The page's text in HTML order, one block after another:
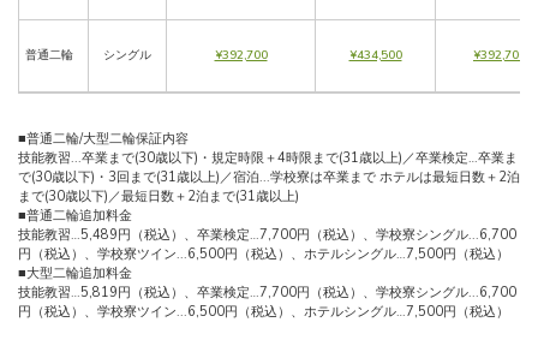
普通二輪 シングル ¥392,700 ¥434,500 ¥392,700
■普通二輪/大型二輪保証内容
技能教習...卒業まで(30歳以下)・規定時限＋4時限まで(31歳以上)／卒業検定…卒業ま
で(30歳以下)・3回まで(31歳以上)／宿泊...学校寮は卒業まで ホテルは最短日数＋2泊
まで(30歳以下)／最短日数＋2泊まで(31歳以上)
■普通二輪追加料金
技能教習…5,489円（税込）、卒業検定…7,700円（税込）、学校寮シングル...6,700
円（税込）、学校寮ツイン...6,500円（税込）、ホテルシングル…7,500円（税込）
■大型二輪追加料金
技能教習…5,819円（税込）、卒業検定…7,700円（税込）、学校寮シングル...6,700
円（税込）、学校寮ツイン...6,500円（税込）、ホテルシングル…7,500円（税込）